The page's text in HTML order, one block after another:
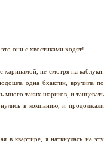
они с хвостиками ходят!
харинамой, не смотря на каблуки.
одна бхактин, вручила по
много таких шариков, и танцевать
в компанию, и продолжали
в квартире, я наткнулась на эту